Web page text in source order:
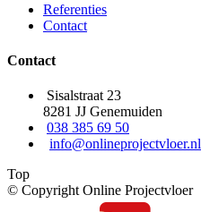
Referenties
Contact
Contact
Sisalstraat 23
8281 JJ Genemuiden
038 385 69 50
info@onlineprojectvloer.nl
Top
© Copyright Online Projectvloer